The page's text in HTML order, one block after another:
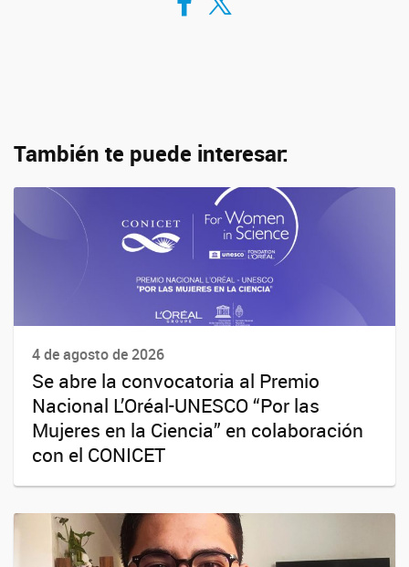
También te puede interesar:
4 de agosto de 2026
Se abre la convocatoria al Premio
Nacional L’Oréal-UNESCO “Por las
Mujeres en la Ciencia” en colaboración
con el CONICET